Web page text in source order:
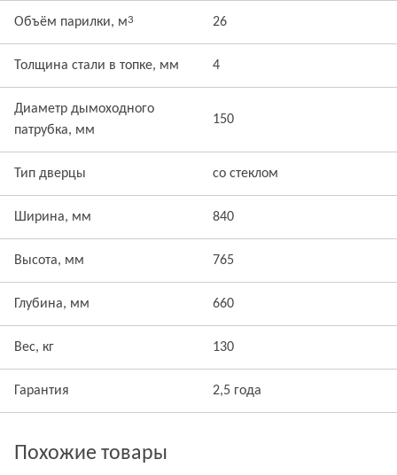
Объём парилки, м3 26
Толщина стали в топке, мм 4
Диаметр дымоходного
патрубка, мм
150
Тип дверцы со стеклом
Ширина, мм 840
Высота, мм 765
Глубина, мм 660
Вес, кг 130
Гарантия 2,5 года
Похожие товары